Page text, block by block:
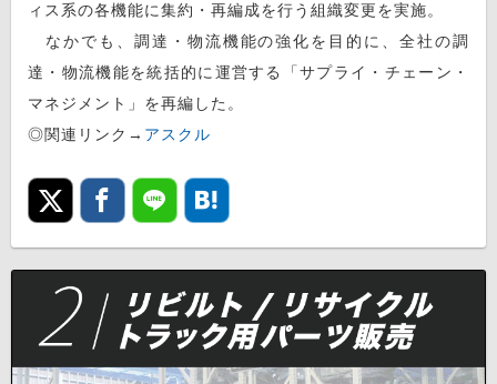
ィス系の各機能に集約・再編成を行う組織変更を実施。
なかでも、調達・物流機能の強化を目的に、全社の調
達・物流機能を統括的に運営する「サプライ・チェーン・
マネジメント」を再編した。
◎関連リンク→ アスクル